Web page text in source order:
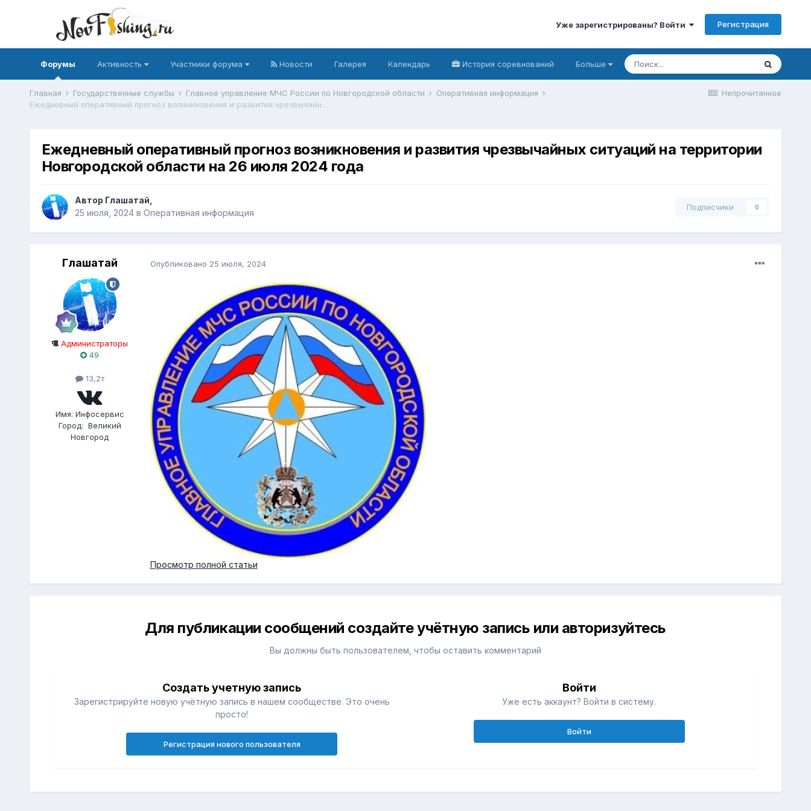
Уже зарегистрированы? Войти Регистрация
Форумы Активность Участники форума Новости Галерея Календарь История соревнований Больше
Непрочитанное
Главная Государственные службы Главное управление МЧС России по Новгородской области
Оперативная информация
Ежедневный оперативный прогноз возникновения и развития чрезвычайных ситуаций на территории Новгородской области на 26 июля 2024 года
Ежедневный оперативный прогноз возникновения и развития чрезвычайных ситуаций на территории
Новгородской области на 26 июля 2024 года
Автор Глашатай
25 июля, 2024в Оперативная информация
Подписчики 0
Глашатай
Администраторы
49
13,2т
Имя: Инфосервис
Город: Великий
Новгород
Опубликовано 25 июля, 2024
Просмотр полной статьи
Для публикации сообщений создайте учётную запись или авторизуйтесь
Вы должны быть пользователем, чтобы оставить комментарий
Создать учетную запись
Зарегистрируйте новую учётную запись в нашем сообществе. Это очень
просто!
Регистрация нового пользователя
Войти
Уже есть аккаунт? Войти в систему.
Войти